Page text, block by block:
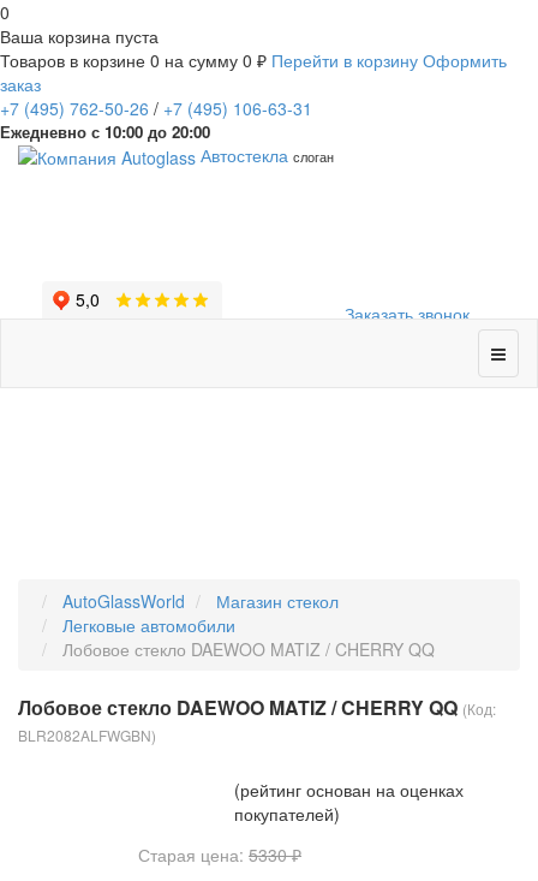
0
Ваша корзина пуста
Товаров в корзине 0 на сумму 0 ₽ Перейти в корзину Оформить
заказ
+7 (495) 762-50-26 / +7 (495) 106-63-31
Ежедневно с 10:00 до 20:00
Заказать звонок
Автостекла слоган
AutoGlassWorld
Магазин стекол
Легковые автомобили
Лобовое стекло DAEWOO MATIZ / CHERRY QQ
Лобовое стекло DAEWOO MATIZ / CHERRY QQ (Код:
BLR2082ALFWGBN)
(рейтинг основан на оценках
покупателей)
Старая цена: 5330 ₽